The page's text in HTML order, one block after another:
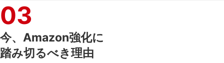
03
今、Amazon強化に
踏み切るべき理由